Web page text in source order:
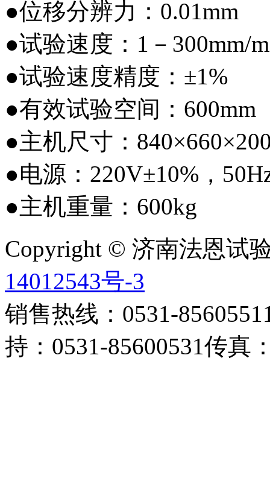
●位移分辨力：0.01mm
●试验速度：1－300mm/
●试验速度精度：±1%
●有效试验空间：600mm
●主机尺寸：
●电源：220V±10%，
●主机重量：600kg
Copyright © 济南法恩试
14012543号-3
销售热线：0531-
持：0531-85600531传真